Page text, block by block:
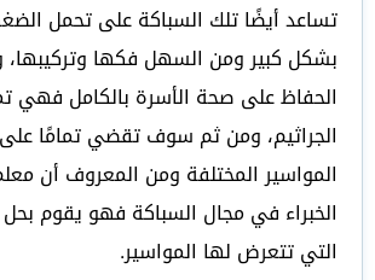
تساعد أيضًا تلك السباكة على تحمل
بشكل كبير ومن السهل فكها
الحفاظ على صحة الأسرة بالكامل فهي
الجراثيم، ومن ثم سوف تقضي تمامًا
المواسير المختلفة ومن المعروف أن
الخبراء في مجال السباكة فهو يقوم
التي تتعرض لها المواسير.